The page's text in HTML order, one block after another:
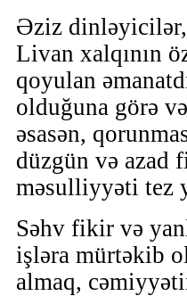
Əziz dinləyicilər,
Livan xalqının
qoyulan
olduğuna görə
əsasən,
düzgün və azad
məsulliyyəti tez
Səhv fikir və
işləra mürtəkib
almaq,